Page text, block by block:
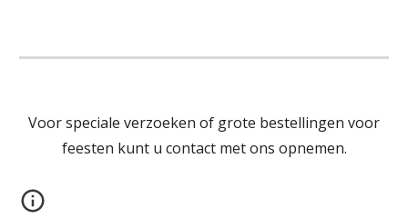
Voor speciale verzoeken of grote bestellingen voor
feesten kunt u contact met ons opnemen.